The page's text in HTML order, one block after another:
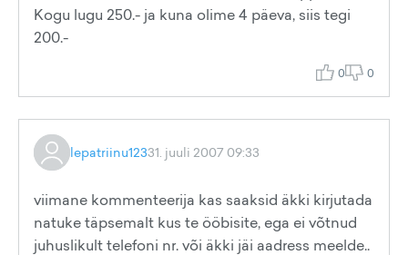
Kogu lugu 250.- ja kuna olime 4 päeva, siis tegi
200.-
0 0
lepatriinu12331. juuli 2007 09:33
viimane kommenteerija kas saaksid äkki kirjutada
natuke täpsemalt kus te ööbisite, ega ei võtnud
juhuslikult telefoni nr. või äkki jäi aadress meelde..